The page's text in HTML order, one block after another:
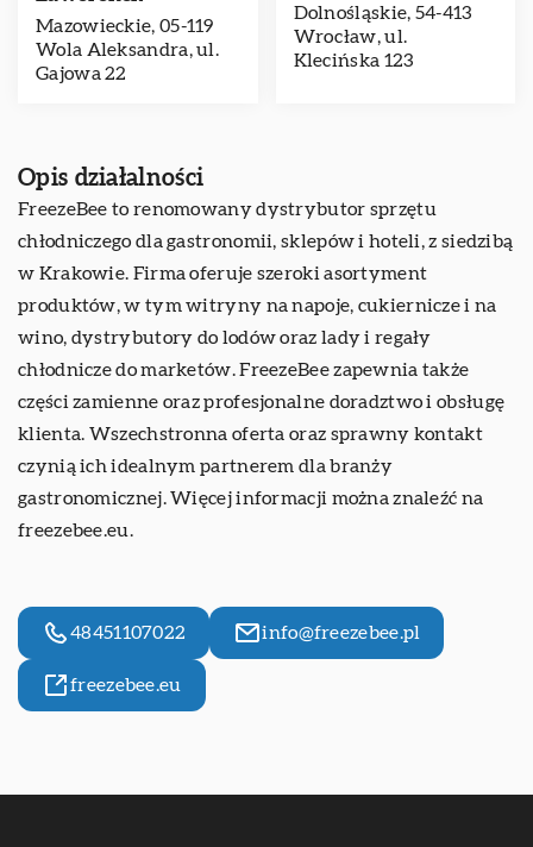
Mazowieckie, 05-119
Wola Aleksandra, ul.
Gajowa 22
Dolnośląskie, 54-413
Wrocław, ul.
Klecińska 123
Opis działalności
FreezeBee to renomowany dystrybutor sprzętu
chłodniczego dla gastronomii, sklepów i hoteli, z siedzibą
w Krakowie. Firma oferuje szeroki asortyment
produktów, w tym witryny na napoje, cukiernicze i na
wino, dystrybutory do lodów oraz lady i regały
chłodnicze do marketów. FreezeBee zapewnia także
części zamienne oraz profesjonalne doradztwo i obsługę
klienta. Wszechstronna oferta oraz sprawny kontakt
czynią ich idealnym partnerem dla branży
gastronomicznej. Więcej informacji można znaleźć na
freezebee.eu.
48451107022 info@freezebee.pl
freezebee.eu